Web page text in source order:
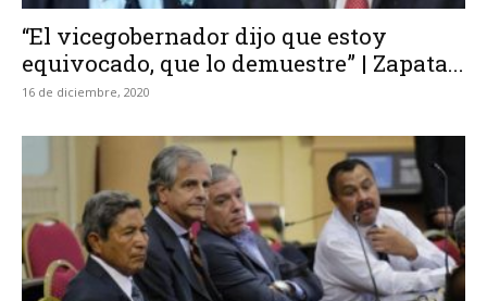
“El vicegobernador dijo que estoy
equivocado, que lo demuestre” | Zapata...
16 de diciembre, 2020